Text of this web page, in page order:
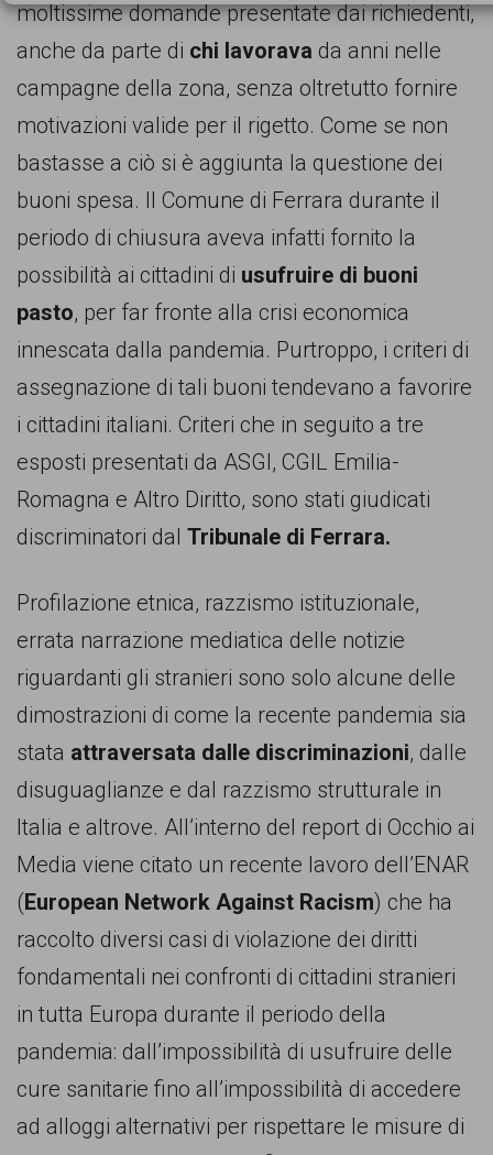
moltissime domande presentate dai richiedenti,
anche da parte di chi lavorava da anni nelle
campagne della zona, senza oltretutto fornire
motivazioni valide per il rigetto. Come se non
bastasse a ciò si è aggiunta la questione dei
buoni spesa. Il Comune di Ferrara durante il
periodo di chiusura aveva infatti fornito la
possibilità ai cittadini di usufruire di buoni
pasto, per far fronte alla crisi economica
innescata dalla pandemia. Purtroppo, i criteri di
assegnazione di tali buoni tendevano a favorire
i cittadini italiani. Criteri che in seguito a tre
esposti presentati da ASGI, CGIL Emilia-
Romagna e Altro Diritto, sono stati giudicati
discriminatori dal Tribunale di Ferrara.
Profilazione etnica, razzismo istituzionale,
errata narrazione mediatica delle notizie
riguardanti gli stranieri sono solo alcune delle
dimostrazioni di come la recente pandemia sia
stata attraversata dalle discriminazioni, dalle
disuguaglianze e dal razzismo strutturale in
Italia e altrove. All’interno del report di Occhio ai
Media viene citato un recente lavoro dell’ENAR
(European Network Against Racism) che ha
raccolto diversi casi di violazione dei diritti
fondamentali nei confronti di cittadini stranieri
in tutta Europa durante il periodo della
pandemia: dall’impossibilità di usufruire delle
cure sanitarie fino all’impossibilità di accedere
ad alloggi alternativi per rispettare le misure di